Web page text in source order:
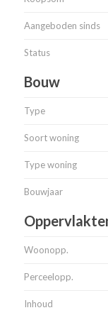
website:
Koopsom type B
Aangeboden sinds
Status
Bouw
Type
Soort woning
Type woning
Bouwjaar
Woonopp.
Perceelopp.
Inhoud